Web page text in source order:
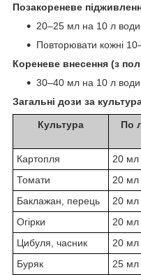
Позакореневе
20–25 мл на 10 л води
Повторювати кожні
Кореневе внесення (з
30–40 мл на 10 л
Загальні дози за
Культура
По
Картопля
20 мл
Томати
20 мл
Баклажан, перець
20 мл
Огірки
20 мл
Цибуля, часник
20 мл
Буряк
25 мл